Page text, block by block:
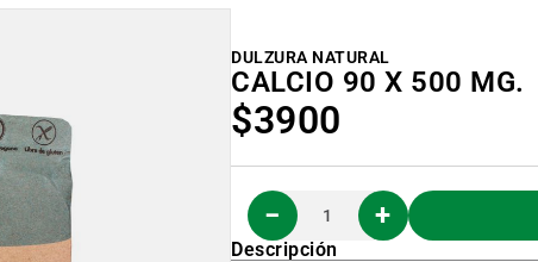
DULZURA NATURAL
$3900
CALCIO 90 X 500 MG.
Descripción